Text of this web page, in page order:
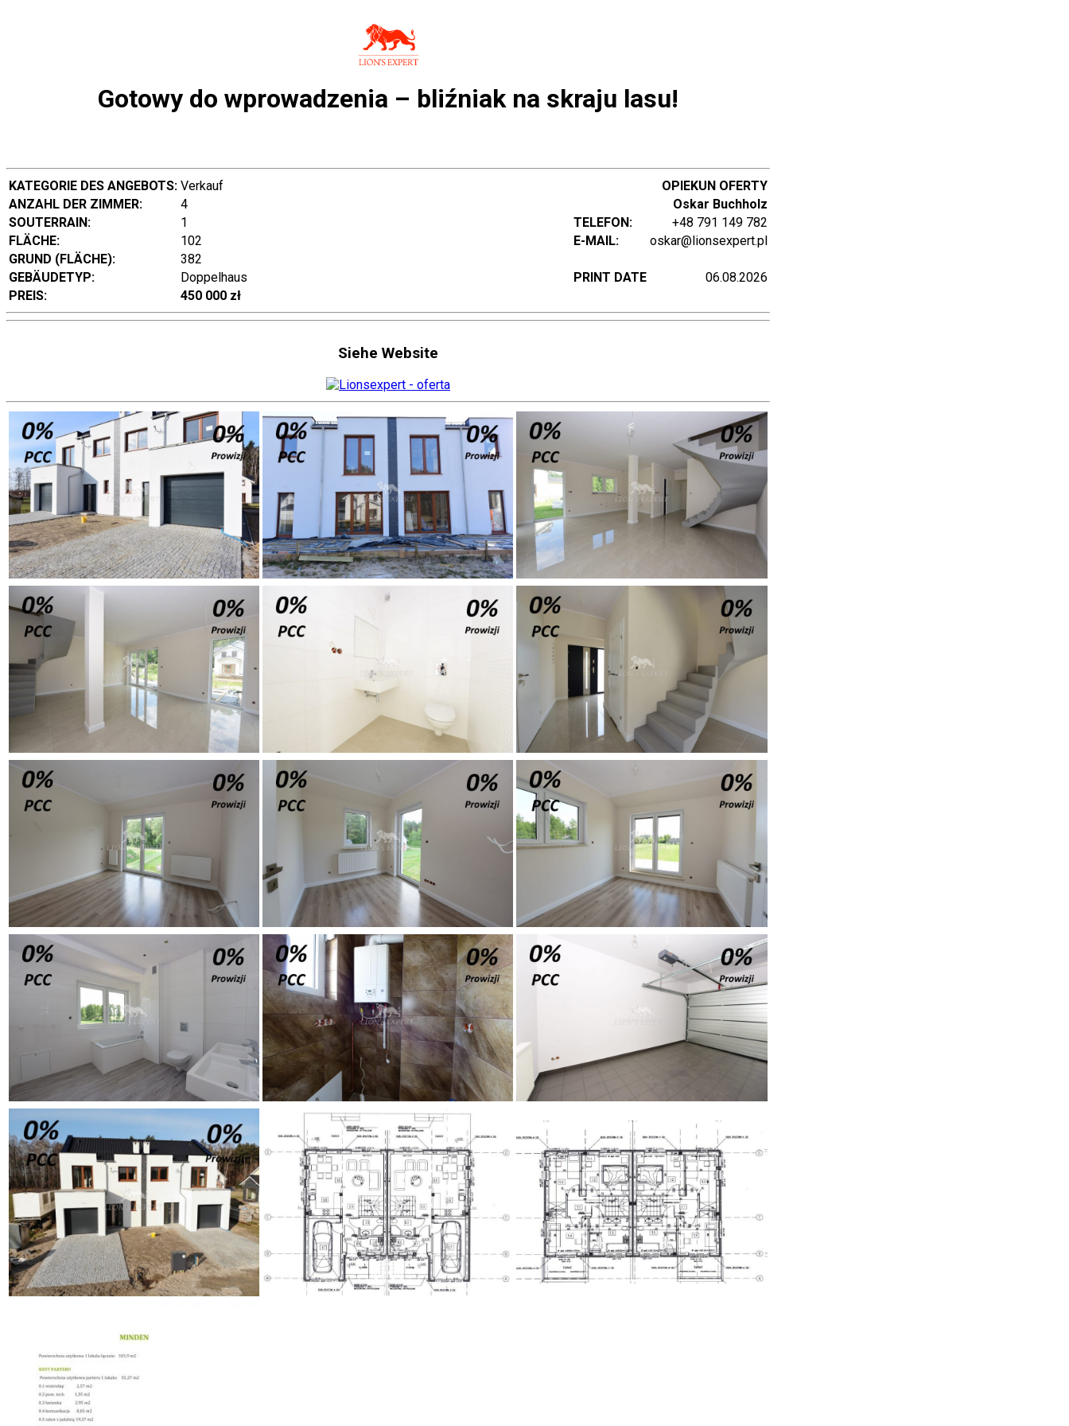
Gotowy do wprowadzenia – bliźniak na skraju lasu!
OPIEKUN OFERTY
Oskar Buchholz
TELEFON:
+48 791 149 782
E-MAIL:
oskar@lionsexpert.pl
PRINT DATE 06.08.2026
KATEGORIE DES ANGEBOTS: Verkauf
ANZAHL DER ZIMMER:
4
SOUTERRAIN:
1
FLÄCHE:
102
GRUND (FLÄCHE):
382
GEBÄUDETYP:
Doppelhaus
PREIS:
450 000 zł
Siehe Website